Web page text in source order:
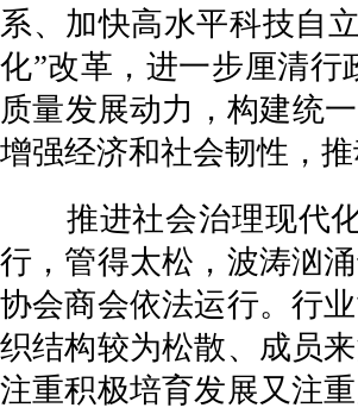
系、加快高水平科技自
化”改革，进一步厘清
质量发展动力，构建统
增强经济和社会韧性，
推进社会治理现代化
行，管得太松，波涛汹
协会商会依法运行。行
织结构较为松散、成员
注重积极培育发展又注